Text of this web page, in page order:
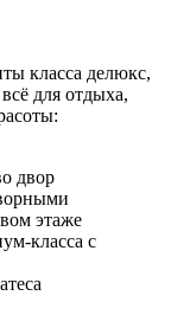
класса делюкс,
для отдыха,
двор
этаже
класса с